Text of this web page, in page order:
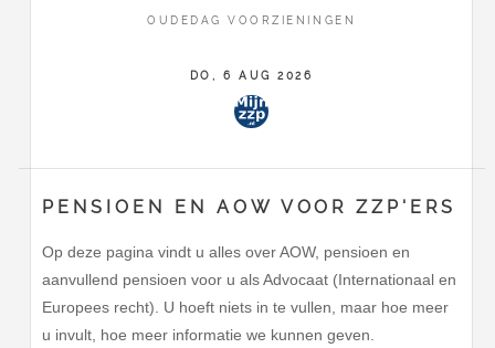
OUDEDAG VOORZIENINGEN
DO, 6 AUG 2026
PENSIOEN EN AOW VOOR ZZP'ERS
Op deze pagina vindt u alles over AOW, pensioen en
aanvullend pensioen voor u als Advocaat (Internationaal en
Europees recht). U hoeft niets in te vullen, maar hoe meer
u invult, hoe meer informatie we kunnen geven.